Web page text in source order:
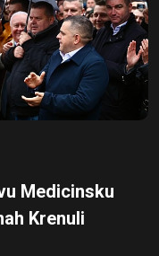
Medicinsku
Krenuli